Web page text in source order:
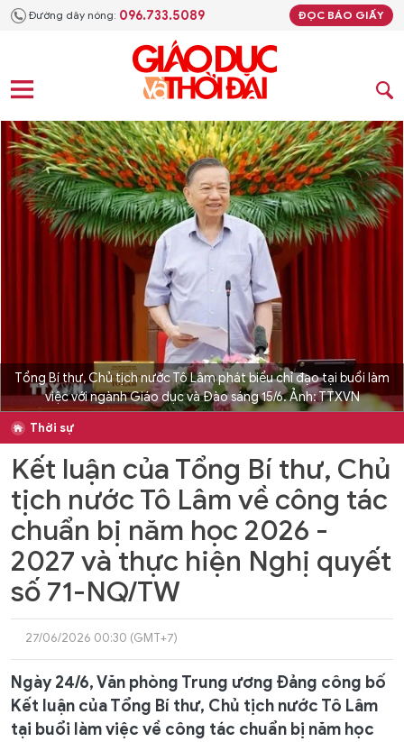
Đường dây nóng: 096.733.5089 ĐỌC BÁO GIẤY
Tổng Bí thư, Chủ tịch nước Tô Lâm phát biểu chỉ đạo tại buổi làm
việc với ngành Giáo dục và Đào sáng 15/6. Ảnh: TTXVN
Thời sự
Kết luận của Tổng Bí thư, Chủ
tịch nước Tô Lâm về công tác
chuẩn bị năm học 2026 -
2027 và thực hiện Nghị quyết
số 71-NQ/TW
27/06/2026 00:30 (GMT+7)
Ngày 24/6, Văn phòng Trung ương Đảng công bố
Kết luận của Tổng Bí thư, Chủ tịch nước Tô Lâm
tại buổi làm việc về công tác chuẩn bị năm học